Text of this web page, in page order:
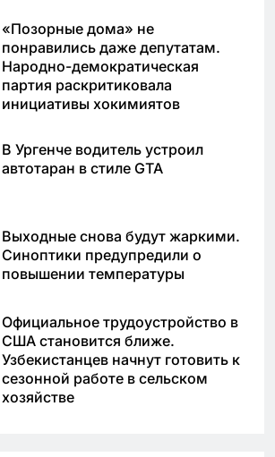
«Позорные дома» не
понравились даже депутатам.
Народно-демократическая
партия раскритиковала
инициативы хокимиятов
В Ургенче водитель устроил
автотаран в стиле GTA
Выходные снова будут жаркими.
Синоптики предупредили о
повышении температуры
Официальное трудоустройство в
США становится ближе.
Узбекистанцев начнут готовить к
сезонной работе в сельском
хозяйстве